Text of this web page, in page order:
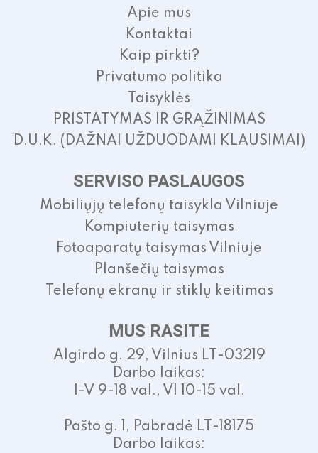
Apie mus
Kontaktai
Kaip pirkti?
Privatumo politika
Taisyklės
PRISTATYMAS IR GRĄŽINIMAS
D.U.K. (DAŽNAI UŽDUODAMI KLAUSIMAI)
SERVISO PASLAUGOS
Mobiliųjų telefonų taisykla Vilniuje
Kompiuterių taisymas
Fotoaparatų taisymas Vilniuje
Planšečių taisymas
Telefonų ekranų ir stiklų keitimas
MUS RASITE
Algirdo g. 29, Vilnius LT-03219
Darbo laikas:
I-V 9-18 val., VI 10-15 val.
Pašto g. 1, Pabradė LT-18175
Darbo laikas: